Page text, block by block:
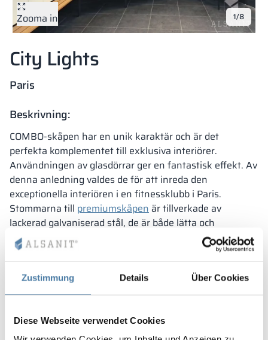
Zustimmung Details Über Cookies
Diese Webseite verwendet Cookies
Vela
metallskåp
Rumsavdelare
Altus
L-formade skåp
1/8
Zooma in
City Lights
Paris
Beskrivning:
COMBO-skåpen har en unik karaktär och är det
perfekta komplementet till exklusiva interiörer.
Användningen av glasdörrar ger en fantastisk effekt. Av
denna anledning valdes de för att inreda den
exceptionella interiören i en fitnessklubb i Paris.
Stommarna till premiumskåpenär tillverkade av
lackerad galvaniserad stål, de är både lätta och
moderna. Tack vare den modulära konstruktionen av
metallstommarna kan du enkelt hantera interiören
leverans. Dörrarna till skåpen är tillverkade av härdat
glas lackat i vald färg. Härdningen säkerställer
motståndskraftiga mot skador, och även om de går